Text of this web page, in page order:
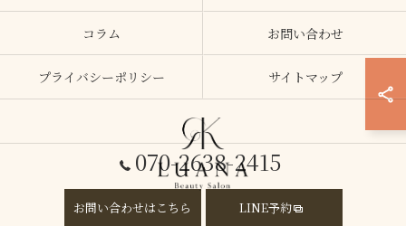
070-2638-2415
お問い合わせはこちら LINE予約
コラム お問い合わせ
プライバシーポリシー サイトマップ
© 2026 大阪府加美のエステならLUANA ALL RIGHTS RESERVED.